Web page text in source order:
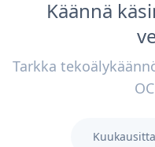
Käännä
Tarkka